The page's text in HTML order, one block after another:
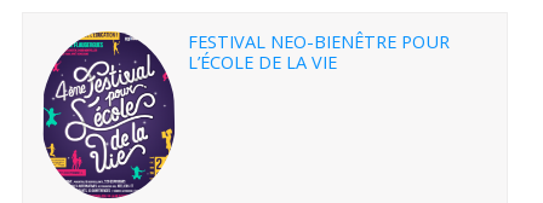
FESTIVAL NEO-BIENÊTRE POUR
L’ÉCOLE DE LA VIE